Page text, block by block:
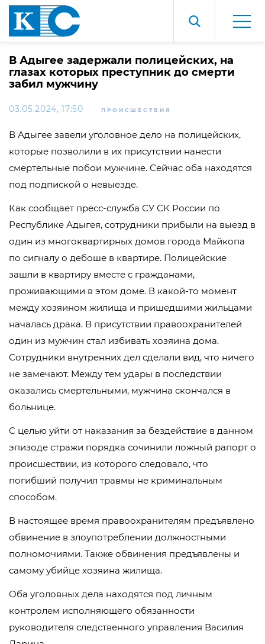
В Адыгее задержали полицейских, на
глазах которых преступник до смерти
забил мужчину
03.05.2024, 17:50 ПРОИСШЕСТВИЯ
В Адыгее завели уголовное дело на полицейских,
которые позволили в их присутствии нанести
смертельные побои мужчине. Сейчас оба находятся
под подпиской о невыезде.
Как сообщает пресс-служба СУ СК России по
Республике Адыгея, сотрудники прибыли на выезд в
один из многоквартирных домов города Майкопа
по сигналу о дебоше в квартире. Полицейские
зашли в квартиру вместе с гражданами,
проживающими в этом доме. В какой-то момент
между хозяином жилища и пришедшими жильцами
началась драка. В присутствии правоохранителей
один из мужчин стал избивать хозяина дома.
Сотрудники внутренних дел сделали вид, что ничего
не замечают. Между тем удары в последствии
оказались смертельными, мужчина скончался в
больнице.
С целью уйти от наказания за бездействие в данном
эпизоде стражи порядка сочинили ложный рапорт о
происшествии, из которого следовало, что
погибший получил травмы не криминальным
способом.
В настоящее время правоохранителям предъявлено
обвинение в злоупотреблении должностными
полномочиями. Также обвинения предъявлены и
самому убийце хозяина жилища.
Оба уголовных дела находятся под личным
контролем исполняющего обязанности
руководителя следственного управления Василия